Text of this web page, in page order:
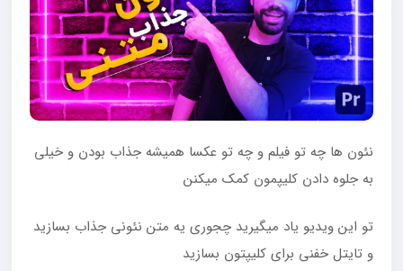
نئون ها چه تو فیلم و چه تو عکسا همیشه جذاب بودن و خیلی
به جلوه دادن کلیپمون کمک میکنن
تو این ویدیو یاد میگیرید چجوری یه متن نئونی جذاب بسازید
و تایتل خفنی برای کلیپتون بسازید